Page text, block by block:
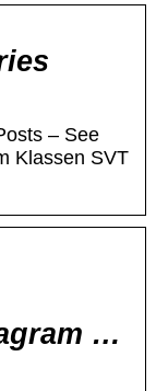
– See
Klassen SVT
…